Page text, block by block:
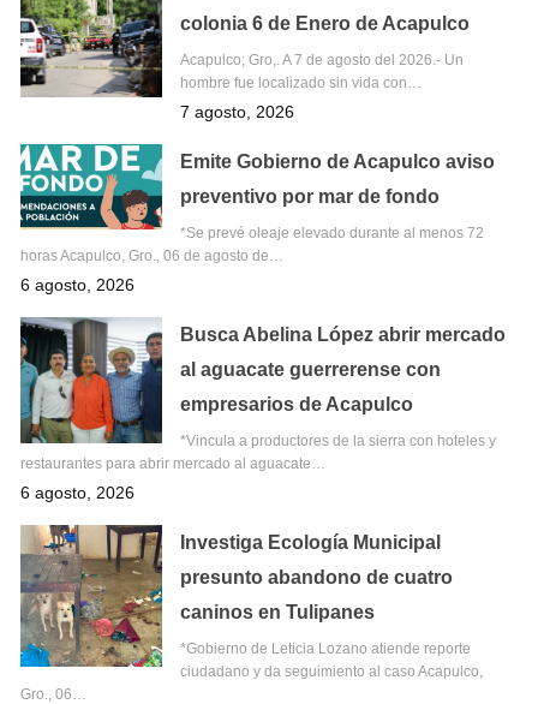
colonia 6 de Enero de Acapulco
Acapulco; Gro,. A 7 de agosto del 2026.- Un
hombre fue localizado sin vida con…
7 agosto, 2026
Emite Gobierno de Acapulco aviso
preventivo por mar de fondo
*Se prevé oleaje elevado durante al menos 72
horas Acapulco, Gro., 06 de agosto de…
6 agosto, 2026
Busca Abelina López abrir mercado
al aguacate guerrerense con
empresarios de Acapulco
*Vincula a productores de la sierra con hoteles y
restaurantes para abrir mercado al aguacate…
6 agosto, 2026
Investiga Ecología Municipal
presunto abandono de cuatro
caninos en Tulipanes
*Gobierno de Leticia Lozano atiende reporte
ciudadano y da seguimiento al caso Acapulco,
Gro., 06…